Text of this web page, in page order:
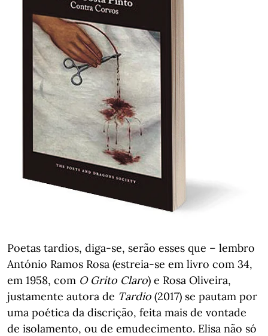
Poetas tardios, diga-se, serão esses que – lembro
António Ramos Rosa (estreia-se em livro com 34,
em 1958, com O Grito Claro) e Rosa Oliveira,
justamente autora de Tardio (2017) se pautam por
uma poética da discrição, feita mais de vontade
de isolamento, ou de emudecimento. Elisa não só